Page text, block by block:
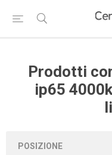
Prodotti
ip65